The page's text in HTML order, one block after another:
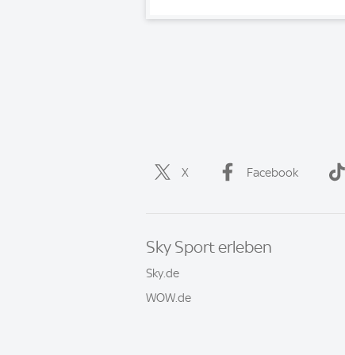
X Facebook
Sky Sport erleben
Sky.de
WOW.de